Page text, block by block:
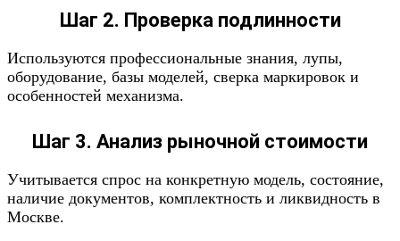
Шаг 2. Проверка подлинности
Используются профессиональные знания, лупы,
оборудование, базы моделей, сверка маркировок и
особенностей механизма.
Шаг 3. Анализ рыночной стоимости
Учитывается спрос на конкретную модель, состояние,
наличие документов, комплектность и ликвидность в
Москве.